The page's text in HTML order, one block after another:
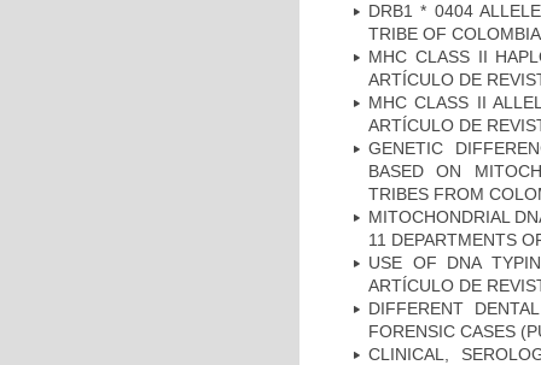
DRB1 * 0404
TRIBE OF
MHC CLASS II
ARTÍCULO DE
MHC CLASS II
ARTÍCULO DE
GENETIC
BASED ON
TRIBES FROM
MITOCHONDRIAL
11 DEPARTMENTS
USE OF DNA
ARTÍCULO DE
DIFFERENT
FORENSIC CASES
CLINICAL,